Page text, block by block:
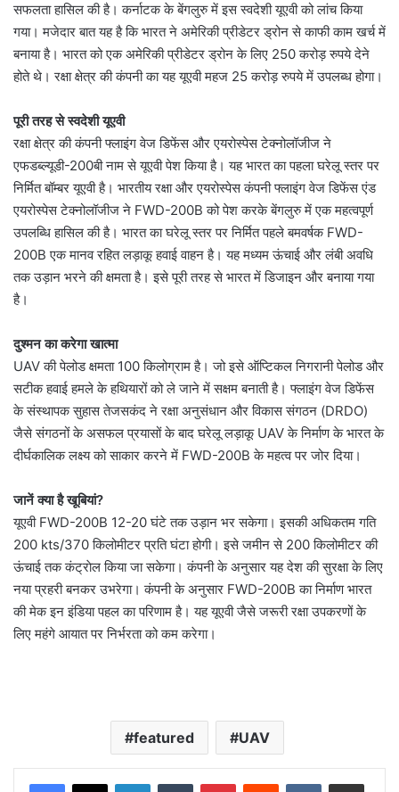
सफलता हासिल की है। कर्नाटक के बेंगलुरु में इस स्वदेशी यूएवी को लांच किया
गया। मजेदार बात यह है कि भारत ने अमेरिकी प्रीडेटर ड्रोन से काफी काम खर्च में
बनाया है। भारत को एक अमेरिकी प्रीडेटर ड्रोन के लिए 250 करोड़ रुपये देने
होते थे। रक्षा क्षेत्र की कंपनी का यह यूएवी महज 25 करोड़ रुपये में उपलब्ध होगा।
पूरी तरह से स्वदेशी यूएवी
रक्षा क्षेत्र की कंपनी फ्लाइंग वेज डिफेंस और एयरोस्पेस टेक्नोलॉजीज ने
एफडब्ल्यूडी-200बी नाम से यूएवी पेश किया है। यह भारत का पहला घरेलू स्तर पर
निर्मित बॉम्बर यूएवी है। भारतीय रक्षा और एयरोस्पेस कंपनी फ्लाइंग वेज डिफेंस एंड
एयरोस्पेस टेक्नोलॉजीज ने FWD-200B को पेश करके बेंगलुरु में एक महत्वपूर्ण
उपलब्धि हासिल की है। भारत का घरेलू स्तर पर निर्मित पहले बमवर्षक FWD-
200B एक मानव रहित लड़ाकू हवाई वाहन है। यह मध्यम ऊंचाई और लंबी अवधि
तक उड़ान भरने की क्षमता है। इसे पूरी तरह से भारत में डिजाइन और बनाया गया
है।
दुश्मन का करेगा खात्मा
UAV की पेलोड क्षमता 100 किलोग्राम है। जो इसे ऑप्टिकल निगरानी पेलोड और
सटीक हवाई हमले के हथियारों को ले जाने में सक्षम बनाती है। फ्लाइंग वेज डिफेंस
के संस्थापक सुहास तेजसकंद ने रक्षा अनुसंधान और विकास संगठन (DRDO)
जैसे संगठनों के असफल प्रयासों के बाद घरेलू लड़ाकू UAV के निर्माण के भारत के
दीर्घकालिक लक्ष्य को साकार करने में FWD-200B के महत्व पर जोर दिया।
जानें क्या है खूबियां?
यूएवी FWD-200B 12-20 घंटे तक उड़ान भर सकेगा। इसकी अधिकतम गति
200 kts/370 किलोमीटर प्रति घंटा होगी। इसे जमीन से 200 किलोमीटर की
ऊंचाई तक कंट्राेल किया जा सकेगा। कंपनी के अनुसार यह देश की सुरक्षा के लिए
नया प्रहरी बनकर उभरेगा। कंपनी के अनुसार FWD-200B का निर्माण भारत
की मेक इन इंडिया पहल का परिणाम है। यह यूएवी जैसे जरूरी रक्षा उपकरणों के
लिए महंगे आयात पर निर्भरता को कम करेगा।
featured UAV
LinkedInTumblr PinterestReddit VKontakteShare via Email